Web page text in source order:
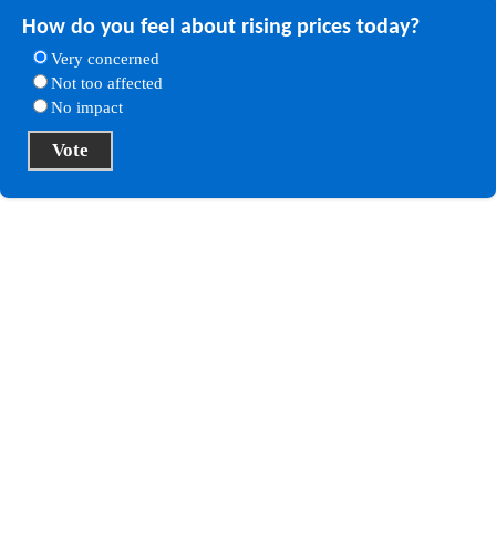
How do you feel about rising prices today?
Very concerned
Not too affected
No impact